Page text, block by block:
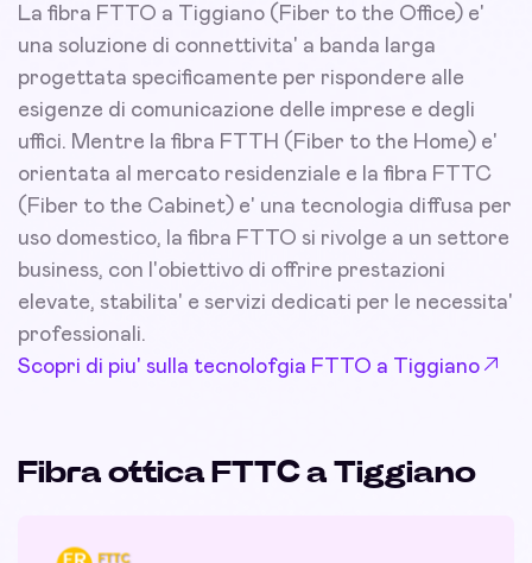
La fibra FTTO a Tiggiano (Fiber to the Office) e'
una soluzione di connettivita' a banda larga
progettata specificamente per rispondere alle
esigenze di comunicazione delle imprese e degli
uffici. Mentre la fibra FTTH (Fiber to the Home) e'
orientata al mercato residenziale e la fibra FTTC
(Fiber to the Cabinet) e' una tecnologia diffusa per
uso domestico, la fibra FTTO si rivolge a un settore
business, con l'obiettivo di offrire prestazioni
elevate, stabilita' e servizi dedicati per le necessita'
professionali.
Scopri di piu' sulla tecnolofgia FTTO a Tiggiano
Fibra ottica FTTC a Tiggiano